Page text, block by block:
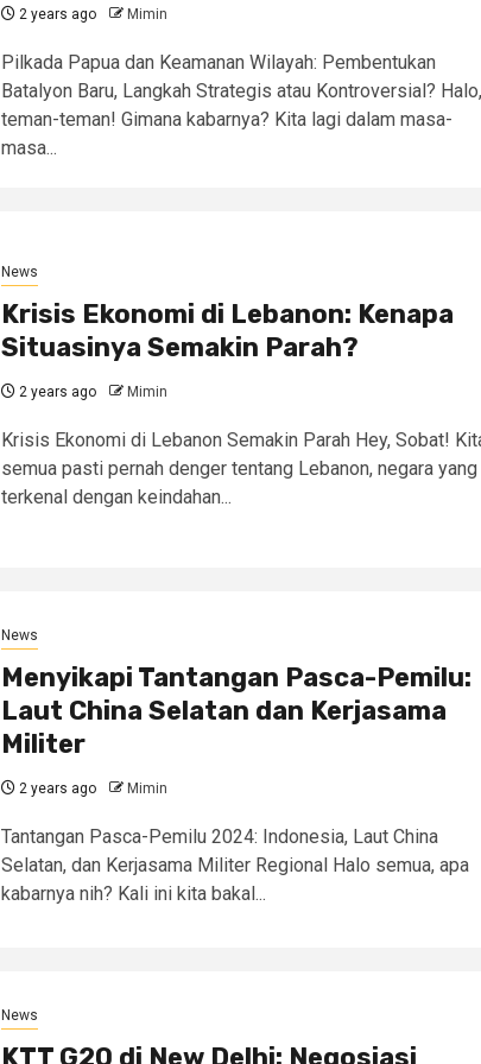
2 years ago Mimin
Pilkada Papua dan Keamanan Wilayah: Pembentukan
Batalyon Baru, Langkah Strategis atau Kontroversial? Halo,
teman-teman! Gimana kabarnya? Kita lagi dalam masa-
masa...
News
Krisis Ekonomi di Lebanon: Kenapa
Situasinya Semakin Parah?
2 years ago Mimin
Krisis Ekonomi di Lebanon Semakin Parah Hey, Sobat!
semua pasti pernah denger tentang Lebanon, negara yang
terkenal dengan keindahan...
News
Menyikapi Tantangan Pasca-Pemilu:
Laut China Selatan dan Kerjasama
Militer
2 years ago Mimin
Tantangan Pasca-Pemilu 2024: Indonesia, Laut China
Selatan, dan Kerjasama Militer Regional Halo semua, apa
kabarnya nih? Kali ini kita bakal...
News
KTT G20 di New Delhi: Negosiasi